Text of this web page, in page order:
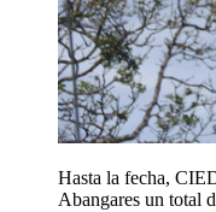
Hasta la fecha,
Abangares un total